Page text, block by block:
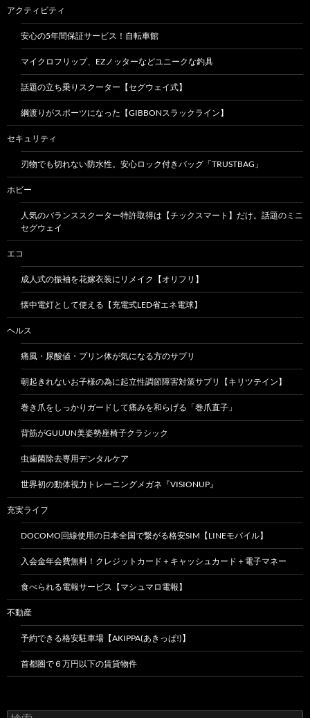
アクティビティ
安心の5年間保証サービス！自転車館
マイクロフリップ、EZノッターなどユニークな釣具
話題の立ち乗りスクーター【セグウェイ式】
綱渡りがスポーツになった【GIBBONスラックライン】
セキュリティ
刃物でも切れない防水性。安心ロック付きバッグ「TRUSTBAG」
ホビー
人気のバランススクーター特許取得は【チックスマート】だけ。話題のミニ
セグウェイ
エコ
成人式の振袖を花嫁衣装にリメイク【オリフリ】
懐中電灯として使える【充電式LED省エネ電球】
ヘルス
痛風・尿酸値・プリン体が気になる方のサプリ
朝起きれないお子様の為に起立性調節障害対策サプリ【キリツテイン】
巻き爪をしっかりガードして痛みを和らげる「巻爪直子」
背筋がGUUUN美姿勢座椅子クラシック
虫歯菌除去専用デンタルケア
世界初の動体視力トレーニングメガネ『VISIONUP』
充実ライフ
DOCOMO回線使用の日本全国で繋がる格安SIM【LINEモバイル】
入会金年会費無料！クレジットカード＋キャッシュカード＋電子マネー
食べられる電報サービス【マシュマロ電報】
不動産
予約できる格安駐車場【AKIPPA(あきっぱ!)】
首都圏で６万円以下の賃貸物件